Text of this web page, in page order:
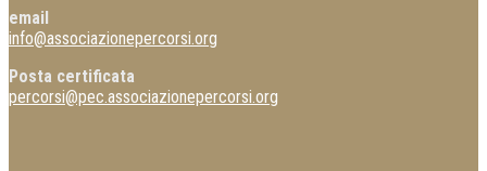
email
info@associazionepercorsi.org
Posta certificata
percorsi@pec.associazionepercorsi.org